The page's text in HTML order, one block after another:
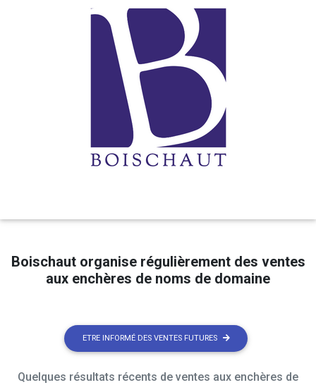
Boischaut organise régulièrement des ventes
aux enchères de noms de domaine
ETRE INFORMÉ DES VENTES FUTURES
Quelques résultats récents de ventes aux enchères de